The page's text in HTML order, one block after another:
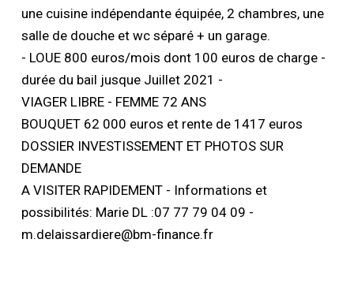
une cuisine indépendante équipée, 2 chambres, une
salle de douche et wc séparé + un garage.
- LOUE 800 euros/mois dont 100 euros de charge -
durée du bail jusque Juillet 2021 -
VIAGER LIBRE - FEMME 72 ANS
BOUQUET 62 000 euros et rente de 1417 euros
DOSSIER INVESTISSEMENT ET PHOTOS SUR
DEMANDE
A VISITER RAPIDEMENT - Informations et
possibilités: Marie DL :07 77 79 04 09 -
m.delaissardiere@bm-finance.fr